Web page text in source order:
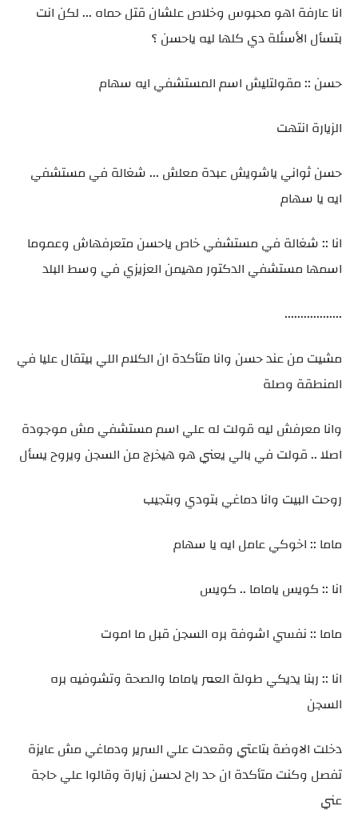
انا عارفة اهو محبوس وخلاص علشان قتل حماه ... لكن انت
بتسأل الأسئلة دي كلها ليه ياحسن ؟
حسن :: مقولتليش اسم المستشفي ايه سهام
الزيارة انتهت
حسن ثواني ياشويش عبدة معلش ... شغالة في مستشفي
ايه يا سهام
انا :: شغالة في مستشفي خاص ياحسن متعرفهاش وعموما
اسمها مستشفي الدكتور مهيمن العزيزي في وسط البلد
..................
مشيت من عند حسن وانا متأكدة ان الكلام اللي بيتقال عليا في
المنطقة وصلة
وانا معرفش ليه قولت له علي اسم مستشفي مش موجودة
اصلا .. قولت في بالي يعني هو هيخرج من السجن ويروح يسأل
روحت البيت وانا دماغي بتودي وبتجيب
ماما :: اخوكي عامل ايه يا سهام
انا :: كويس ياماما .. كويس
ماما :: نفسي اشوفة بره السجن قبل ما اموت
انا :: ربنا يديكي طولة العمر ياماما والصحة وتشوفيه بره
السجن
دخلت الاوضة بتاعتي وقعدت علي السرير ودماغي مش عايزة
تفصل وكنت متأكدة ان حد راح لحسن زيارة وقالوا علي حاجة
عني